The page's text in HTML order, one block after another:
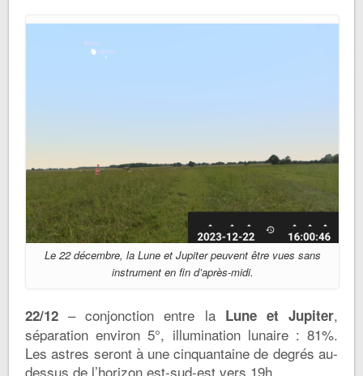
Le 22 décembre, la Lune et Jupiter peuvent être vues sans
instrument en fin d’après-midi.
22/12 – conjonction entre la Lune et Jupiter,
séparation environ 5°, illumination lunaire : 81%.
Les astres seront à une cinquantaine de degrés au-
dessus de l’horizon est-sud-est vers 19h.